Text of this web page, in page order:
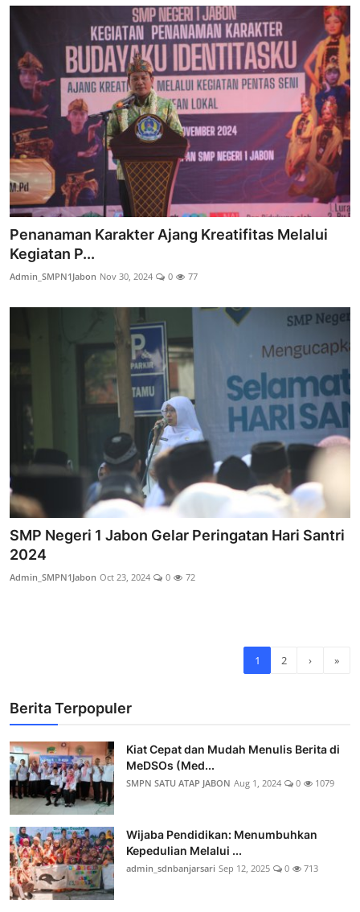
Penanaman Karakter Ajang Kreatifitas Melalui
Kegiatan P...
Admin_SMPN1Jabon Nov 30, 2024 0 77
SMP Negeri 1 Jabon Gelar Peringatan Hari Santri
2024
Admin_SMPN1Jabon Oct 23, 2024 0 72
1 2 › »
Berita Terpopuler
Kiat Cepat dan Mudah Menulis Berita di
MeDSOs (Med...
SMPN SATU ATAP JABON Aug 1, 2024 0 1079
Wijaba Pendidikan: Menumbuhkan
Kepedulian Melalui ...
admin_sdnbanjarsari Sep 12, 2025 0 713